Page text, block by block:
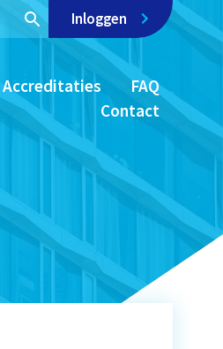
Inloggen
Accreditaties
FAQ
Contact